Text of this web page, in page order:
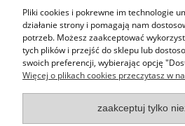
Jak kupować
Pomoc
Informacje
Pliki cookies i pokrewne im technologie
działanie strony i pomagają nam
potrzeb. Możesz zaakceptować
tych plików i przejść do sklepu lub
swoich preferencji, wybierając opcję
Więcej o plikach cookies przeczytasz w
zaakceptuj tylko